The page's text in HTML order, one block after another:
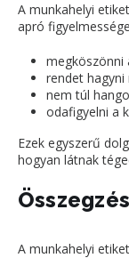
A munkahelyi
apró
megköszönni
rendet hagyni
nem túl
odafigyelni a
Ezek egyszerű
hogyan látnak
Összegzés
A munkahelyi